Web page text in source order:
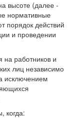
высоте (далее -
нормативные
порядок действий
и проведении
на работников и
лиц независимо
исключением
когда: